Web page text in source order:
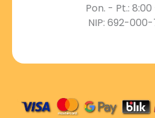
Pon. - Pt.: 8:00
NIP: 692-